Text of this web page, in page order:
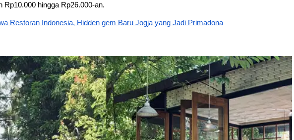
Rp10.000 hingga Rp26.000-an.
Restoran Indonesia, Hidden gem Baru Jogja yang Jadi Primadona